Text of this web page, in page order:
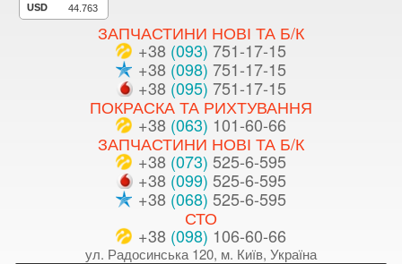
ЗАПЧАСТИНИ НОВІ ТА Б/К
+38 (093) 751-17-15
+38 (098) 751-17-15
+38 (095) 751-17-15
ПОКРАСКА ТА РИХТУВАННЯ
+38 (063) 101-60-66
ЗАПЧАСТИНИ НОВІ ТА Б/К
+38 (073) 525-6-595
+38 (099) 525-6-595
+38 (068) 525-6-595
СТО
+38 (098) 106-60-66
ул. Радосинська 120, м. Київ, Україна